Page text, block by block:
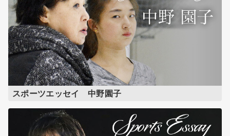
スポーツエッセイ 中野園子